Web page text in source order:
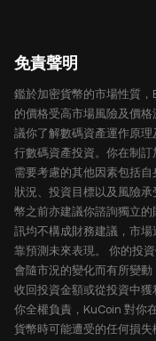
免責聲明
鑑於加密貨幣的市場性質，
的價格受高市場風險及價
議你了解數碼資產運作原
行數碼資產投資。你在制
需要考慮的其他因素包括
狀況、投資目標以及風險
幣之前亦建議你諮詢獨立的
訊均不構成財務建議，市
靠預測未來表現。 你的投
會隨市況的變化而有所變
收回投資金額或從投資中
你全權負責，KuCoin 對你
貨幣時可能遭受的任何損